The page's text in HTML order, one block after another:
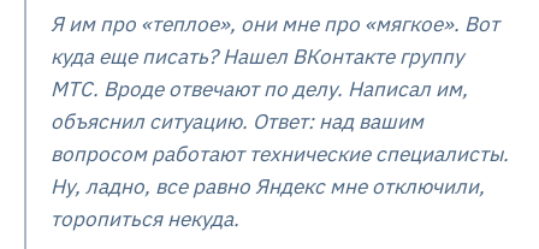
Я им про «теплое», они мне про «мягкое». Вот
куда еще писать? Нашел ВКонтакте группу
МТС. Вроде отвечают по делу. Написал им,
объяснил ситуацию. Ответ: над вашим
вопросом работают технические специалисты.
Ну, ладно, все равно Яндекс мне отключили,
торопиться некуда.